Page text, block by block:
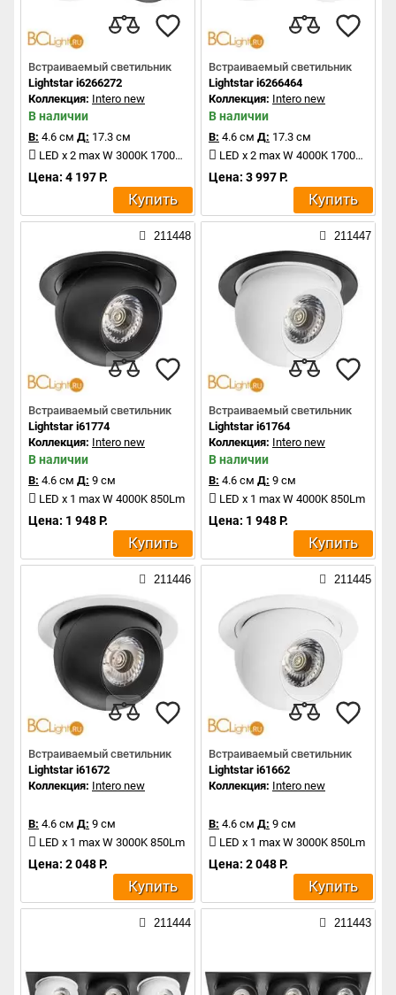
Встраиваемый светильник
Lightstar i6266272
Коллекция: Intero new
В наличии
В: 4.6 см Д: 17.3 см
LED x 2 max W 3000K 1700Lm
Цена: 4 197 Р.
Купить
Встраиваемый светильник
Lightstar i6266464
Коллекция: Intero new
В наличии
В: 4.6 см Д: 17.3 см
LED x 2 max W 4000K 1700Lm
Цена: 3 997 Р.
Купить
211448
Встраиваемый светильник
Lightstar i61774
Коллекция: Intero new
В наличии
В: 4.6 см Д: 9 см
LED x 1 max W 4000K 850Lm
Цена: 1 948 Р.
Купить
211447
Встраиваемый светильник
Lightstar i61764
Коллекция: Intero new
В наличии
В: 4.6 см Д: 9 см
LED x 1 max W 4000K 850Lm
Цена: 1 948 Р.
Купить
211446
Встраиваемый светильник
Lightstar i61672
Коллекция: Intero new
В: 4.6 см Д: 9 см
LED x 1 max W 3000K 850Lm
Цена: 2 048 Р.
Купить
211445
Встраиваемый светильник
Lightstar i61662
Коллекция: Intero new
В: 4.6 см Д: 9 см
LED x 1 max W 3000K 850Lm
Цена: 2 048 Р.
Купить
211444 211443